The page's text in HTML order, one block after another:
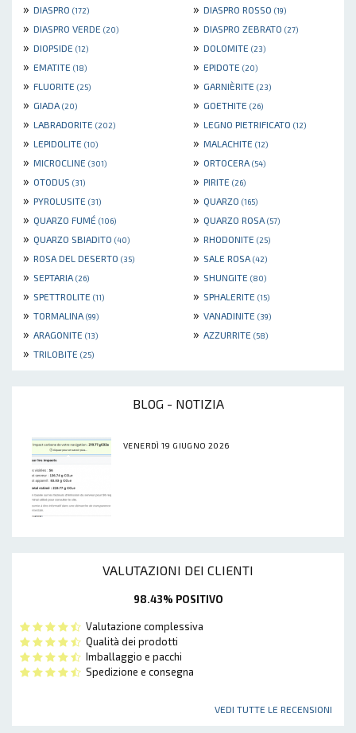
» DIASPRO (172) » DIASPRO ROSSO (19)
» DIASPRO VERDE (20) » DIASPRO ZEBRATO (27)
» DIOPSIDE (12) » DOLOMITE (23)
» EMATITE (18) » EPIDOTE (20)
» FLUORITE (25) » GARNIÈRITE (23)
» GIADA (20) » GOETHITE (26)
» LABRADORITE (202) » LEGNO PIETRIFICATO (12)
» LEPIDOLITE (10) » MALACHITE (12)
» MICROCLINE (301) » ORTOCERA (54)
» OTODUS (31) » PIRITE (26)
» PYROLUSITE (31) » QUARZO (165)
» QUARZO FUMÉ (106) » QUARZO ROSA (57)
» QUARZO SBIADITO (40) » RHODONITE (25)
» ROSA DEL DESERTO (35) » SALE ROSA (42)
» SEPTARIA (26) » SHUNGITE (80)
» SPETTROLITE (11) » SPHALERITE (15)
» TORMALINA (99) » VANADINITE (39)
» ARAGONITE (13) » AZZURRITE (58)
» TRILOBITE (25)
BLOG - NOTIZIA
VENERDÌ 19 GIUGNO 2026
VALUTAZIONI DEI CLIENTI
98.43% POSITIVO
Valutazione complessiva
Qualità dei prodotti
Imballaggio e pacchi
Spedizione e consegna
VEDI TUTTE LE RECENSIONI